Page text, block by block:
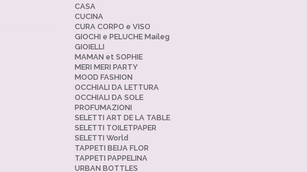
CASA
CUCINA
CURA CORPO e VISO
GIOCHI e PELUCHE Maileg
GIOIELLI
MAMAN et SOPHIE
MERI MERI PARTY
MOOD FASHION
OCCHIALI DA LETTURA
OCCHIALI DA SOLE
PROFUMAZIONI
SELETTI ART DE LA TABLE
SELETTI TOILETPAPER
SELETTI World
TAPPETI BEIJA FLOR
TAPPETI PAPPELINA
URBAN BOTTLES